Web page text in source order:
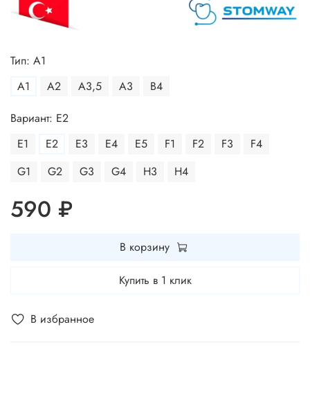
В избранное
Тип: A1
A1
A2 A3,5 A3 B4
Вариант: E2
E1
E2 E3 E4 E5 F1 F2 F3
F4
G1
G2 G3 G4 H3 H4
590 ₽
В корзину
Купить в 1 клик